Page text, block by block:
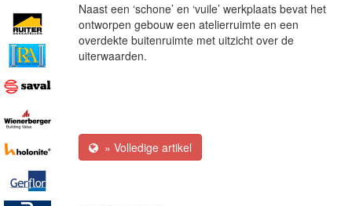
Naast een ‘schone’ en ‘vuile’ werkplaats bevat het
ontworpen gebouw een atelierruimte en een
overdekte buitenruimte met uitzicht over de
uiterwaarden.
» Volledige artikel